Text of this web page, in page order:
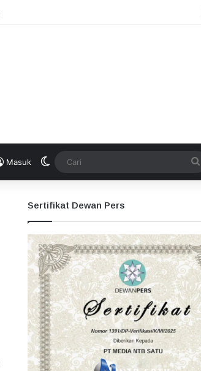
Masuk Switch skin
Sertifikat Dewan Pers